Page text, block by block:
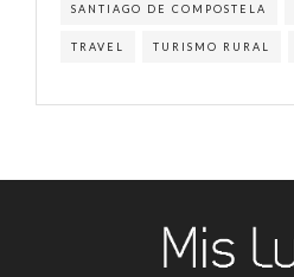
SANTIAGO DE COMPOSTELA
TRAVEL TURISMO RURAL